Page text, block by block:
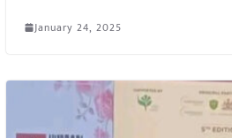
January 24, 2025